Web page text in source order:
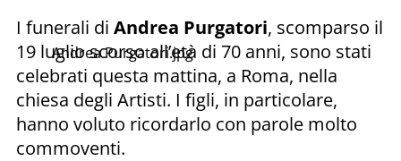
Andrea Purgatori.jpg
I funerali di Andrea Purgatori, scomparso il
19 luglio scorso all’età di 70 anni, sono stati
celebrati questa mattina, a Roma, nella
chiesa degli Artisti. I figli, in particolare,
hanno voluto ricordarlo con parole molto
commoventi.